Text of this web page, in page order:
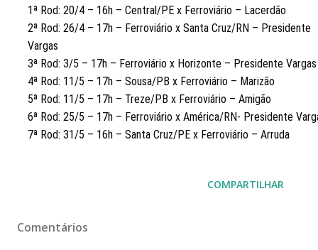
1ª Rod: 20/4 – 16h – Central/PE x Ferroviário – Lacerdão
2ª Rod: 26/4 – 17h – Ferroviário x Santa Cruz/RN – Presidente
Vargas
3ª Rod: 3/5 – 17h – Ferroviário x Horizonte – Presidente Vargas
4ª Rod: 11/5 – 17h – Sousa/PB x Ferroviário – Marizão
5ª Rod: 11/5 – 17h – Treze/PB x Ferroviário – Amigão
6ª Rod: 25/5 – 17h – Ferroviário x América/RN- Presidente
7ª Rod: 31/5 – 16h – Santa Cruz/PE x Ferroviário – Arruda
COMPARTILHAR
Comentários